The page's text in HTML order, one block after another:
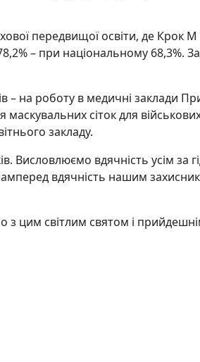
передвищої освіти, де Крок
– при національному 68,3%.
на роботу в медичні заклади
маскувальних сіток для
закладу.
Висловлюємо вдячність усім за
вдячність нашим
з цим світлим святом і